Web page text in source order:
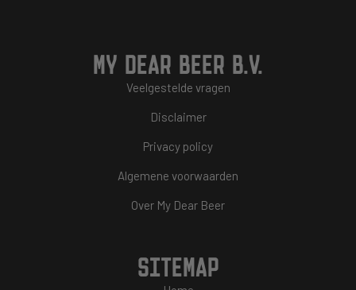
MY DEAR BEER B.V.
Veelgestelde vragen
Disclaimer
Privacy policy
Algemene voorwaarden
Over My Dear Beer
SITEMAP